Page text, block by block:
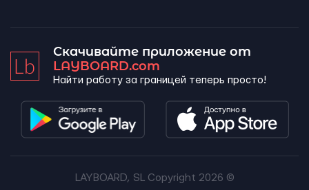
Скачивайте приложение от
LAYBOARD.com
Найти работу за границей теперь просто!
LAYBOARD, SL Copyright 2026 ©